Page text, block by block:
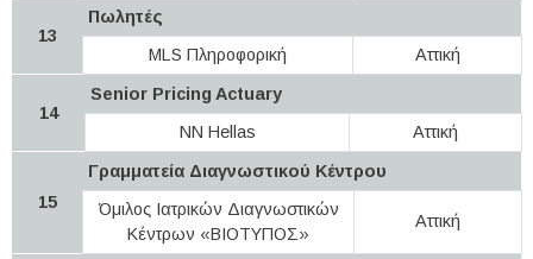
13
Πωλητές
MLS Πληροφορική
Αττική
14
Senior Pricing Actuary
NN Hellas
Αττική
15
Γραμματεία Διαγνωστικού Κέντρου
Όμιλος Ιατρικών Διαγνωστικών
Κέντρων «ΒΙΟΤΥΠΟΣ»
Αττική